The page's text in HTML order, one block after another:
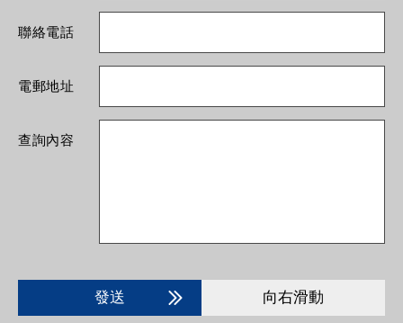
聯絡電話
電郵地址
查詢內容
發送 向右滑動